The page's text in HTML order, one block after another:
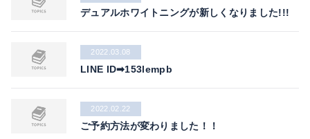
デュアルホワイトニングが新しくなりました!!!
2022.03.08
LINE ID➡153lempb
2022.02.22
ご予約方法が変わりました！！